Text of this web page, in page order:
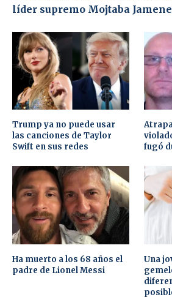
líder supremo Mojtaba
Trump ya no puede usar
las canciones de Taylor
Swift en sus redes
fugó
Ha muerto a los 68 años el
padre de Lionel Messi
Una